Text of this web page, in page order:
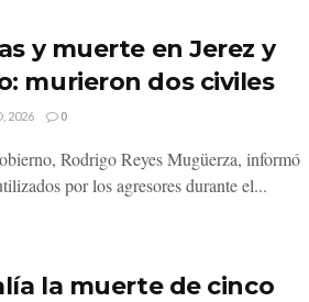
y muerte en Jerez y
murieron dos civiles
2026 0
Rodrigo Reyes Mugüerza, informó
por los agresores durante el...
la muerte de cinco